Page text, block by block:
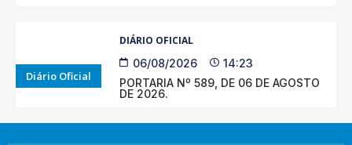
Diário Oficial
DIÁRIO OFICIAL
06/08/2026
14:23
PORTARIA Nº 589, DE 06 DE AGOSTO
DE 2026.